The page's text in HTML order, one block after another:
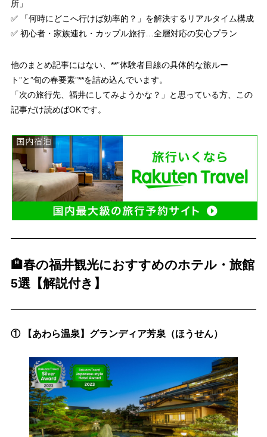
所」
✅ 「何時にどこへ行けば効率的？」を解決するリアルタイム構成
✅ 初心者・家族連れ・カップル旅行…全層対応の安心プラン
他のまとめ記事にはない、**”体験者目線の具体的な旅ルー
ト”と”旬の春要素”**を詰め込んでいます。
「次の旅行先、福井にしてみようかな？」と思っている方、この
記事だけ読めばOKです。
🏨春の福井観光におすすめのホテル・旅館
5選【解説付き】
① 【あわら温泉】グランディア芳泉（ほうせん）